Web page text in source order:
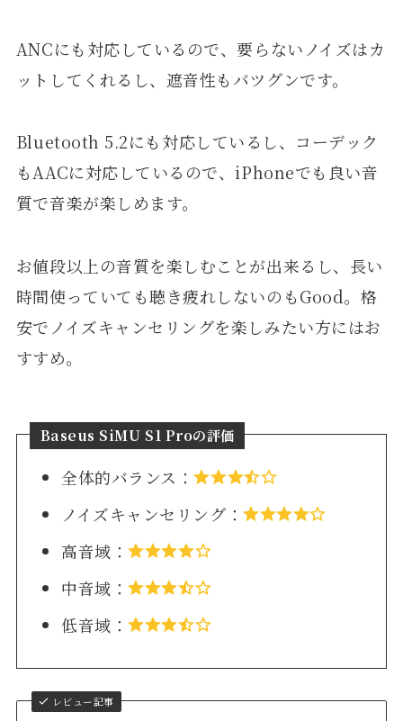
ANCにも対応しているので、要らないノイズはカ
ットしてくれるし、遮音性もバツグンです。
Bluetooth 5.2にも対応しているし、コーデック
もAACに対応しているので、iPhoneでも良い音
質で音楽が楽しめます。
お値段以上の音質を楽しむことが出来るし、長い
時間使っていても聴き疲れしないのもGood。格
安でノイズキャンセリングを楽しみたい方にはお
すすめ。
Baseus SiMU S1 Proの評価
全体的バランス：
ノイズキャンセリング：
高音域：
中音域：
低音域：
レビュー記事